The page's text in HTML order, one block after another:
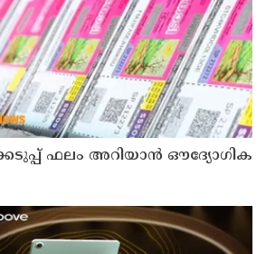
ഫലം അറിയാൻ ഔദ്യോഗിക